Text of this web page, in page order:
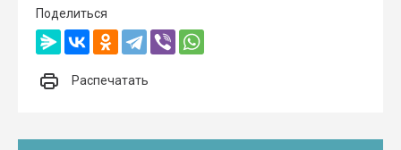
Поделиться
Распечатать